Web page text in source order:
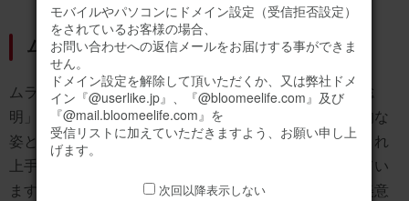
ムラサキシキブの花言葉
ムラサキシキブの花言葉は「愛され上手」「上品」「聡
明」です。これらの花言葉は、ムラサキシキブの特徴的な
姿と、日本文化における位置づけに由来します。「愛され
上手」は、その美しい実が人々に愛されることから来てい
ます。「上品」は、控えめながら美しい姿が、日本の美意
モバイルやパソコンにドメイン設定（受信拒否設定）
をされているお客様の場合、
お問い合わせへの返信メールをお届けする事ができま
せん。
ドメイン設定を解除して頂いただくか、又は弊社ドメ
イン『@userlike.jp』、『@bloomeelife.com』及び
『@mail.bloomeelife.com』を
受信リストに加えていただきますよう、お願い申し上
げます。
次回以降表示しない